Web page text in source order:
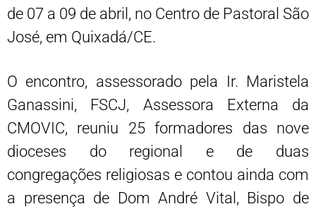
de 07 a 09 de abril, no Centro de Pastoral São
José, em Quixadá/CE.
O encontro, assessorado pela Ir. Maristela
Ganassini, FSCJ, Assessora Externa da
CMOVIC, reuniu 25 formadores das nove
dioceses do regional e de duas
congregações religiosas e contou ainda com
a presença de Dom André Vital, Bispo de